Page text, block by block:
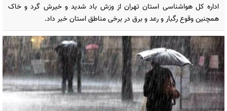
اداره کل هواشناسی استان تهران از وزش باد شدید و خیرش گرد و خاک
همچنین وقوع رگبار و رعد و برق در برخی مناطق استان خبر داد.